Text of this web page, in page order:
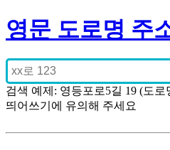
영문 도로명 주
검색 예제: 영등포로5길 19 (도
띄어쓰기에 유의해 주세요